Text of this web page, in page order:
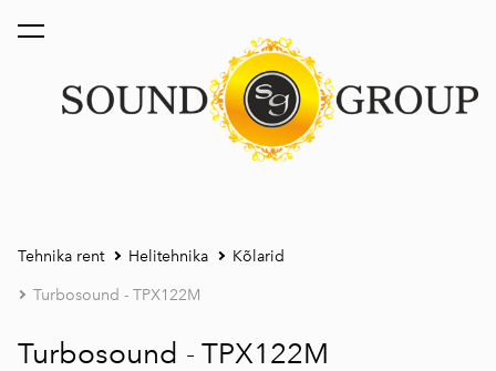
lisati ostukorvi. Vaata ostukorvi
Tehnika rent Helitehnika Kõlarid
Turbosound - TPX122M
Turbosound - TPX122M